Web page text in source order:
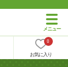
0
お気に入り